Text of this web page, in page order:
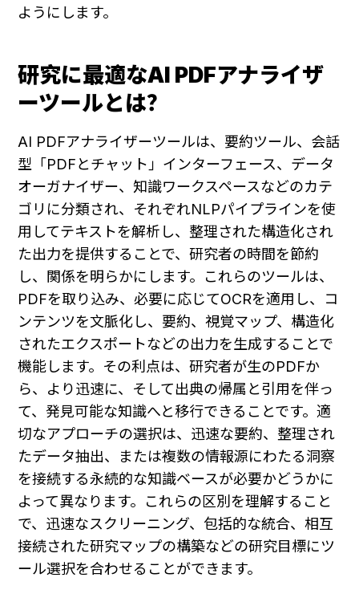
ようにします。
研究に最適なAI PDFアナライザ
ーツールとは？
AI PDFアナライザーツールは、要約ツール、会話
型「PDFとチャット」インターフェース、データ
オーガナイザー、知識ワークスペースなどのカテ
ゴリに分類され、それぞれNLPパイプラインを使
用してテキストを解析し、整理された構造化され
た出力を提供することで、研究者の時間を節約
し、関係を明らかにします。これらのツールは、
PDFを取り込み、必要に応じてOCRを適用し、コ
ンテンツを文脈化し、要約、視覚マップ、構造化
されたエクスポートなどの出力を生成することで
機能します。その利点は、研究者が生のPDFか
ら、より迅速に、そして出典の帰属と引用を伴っ
て、発見可能な知識へと移行できることです。適
切なアプローチの選択は、迅速な要約、整理され
たデータ抽出、または複数の情報源にわたる洞察
を接続する永続的な知識ベースが必要かどうかに
よって異なります。これらの区別を理解すること
で、迅速なスクリーニング、包括的な統合、相互
接続された研究マップの構築などの研究目標にツ
ール選択を合わせることができます。